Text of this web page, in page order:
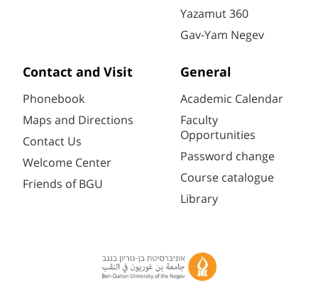
Yazamut 360
Gav-Yam Negev
Contact and Visit
Phonebook
Maps and Directions
Contact Us
Welcome Center
Friends of BGU
General
Academic Calendar
Faculty
Opportunities
Password change
Course catalogue
Library